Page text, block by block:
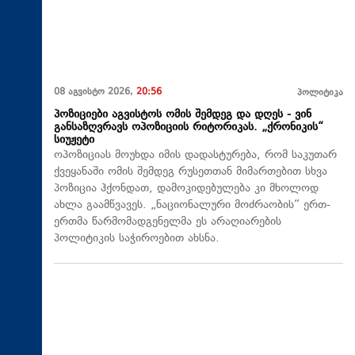
08 აგვისტო 2026, 20:56 პოლიტიკა
პოზიციები აგვისტოს ომის შემდეგ და დღეს - ვინ
განსაზღვრავს ოპოზიციის რიტორიკას. „ქრონიკის“
სიუჟეტი
ოპოზიციას მოუხდა იმის დადასტურება, რომ საკუთარ
ქვეყანაში ომის შემდეგ რუსეთთან მიმართებით სხვა
პოზიცია ჰქონდათ, დამოკიდებულება კი მხოლოდ
ახლა გაამწვავეს. „ნაციონალური მოძრაობის“ ერთ-
ერთმა წარმომადგენელმა ეს არაღიარების
პოლიტიკის საჭიროებით ახსნა.